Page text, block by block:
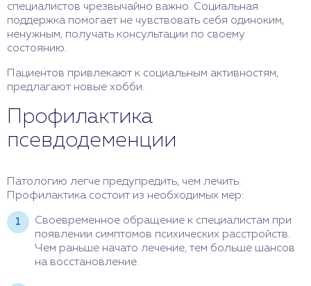
специалистов чрезвычайно важно. Социальная
поддержка помогает не чувствовать себя одиноким,
ненужным, получать консультации по своему
состоянию.
Пациентов привлекают к социальным активностям,
предлагают новые хобби.
Профилактика
псевдодеменции
Патологию легче предупредить, чем лечить.
Профилактика состоит из необходимых мер:
Своевременное обращение к специалистам при
появлении симптомов психических расстройств.
Чем раньше начато лечение, тем больше шансов
на восстановление.